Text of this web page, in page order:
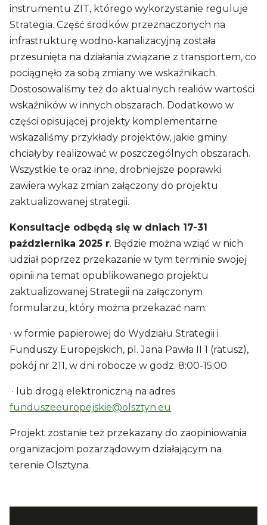
instrumentu ZIT, którego wykorzystanie reguluje
Strategia. Część środków przeznaczonych na
infrastrukturę wodno-kanalizacyjną została
przesunięta na działania związane z transportem, co
pociągnęło za sobą zmiany we wskaźnikach.
Dostosowaliśmy też do aktualnych realiów wartości
wskaźników w innych obszarach. Dodatkowo w
części opisującej projekty komplementarne
wskazaliśmy przykłady projektów, jakie gminy
chciałyby realizować w poszczególnych obszarach.
Wszystkie te oraz inne, drobniejsze poprawki
zawiera wykaz zmian załączony do projektu
zaktualizowanej strategii.
Konsultacje odbędą się w dniach 17-31
października 2025 r. Będzie można wziąć w nich
udział poprzez przekazanie w tym terminie swojej
opinii na temat opublikowanego projektu
zaktualizowanej Strategii na załączonym
formularzu, który można przekazać nam:
· w formie papierowej do Wydziału Strategii i
Funduszy Europejskich, pl. Jana Pawła II 1 (ratusz),
pokój nr 211, w dni robocze w godz. 8:00-15:00
· lub drogą elektroniczną na adres
funduszeeuropejskie@olsztyn.eu
Projekt zostanie też przekazany do zaopiniowania
organizacjom pozarządowym działającym na
terenie Olsztyna.